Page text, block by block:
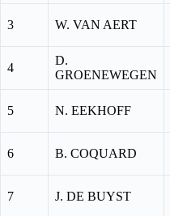
3 W. VAN AERT
4
D.
GROENEWEGEN
5 N. EEKHOFF
6 B. COQUARD
7 J. DE BUYST